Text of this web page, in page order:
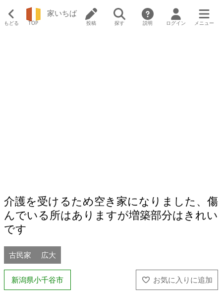
もどる TOP
家いちば
投稿 探す 説明 ログイン メニュー
介護を受けるため空き家になりました、傷
んでいる所はありますが増築部分はきれい
です
古民家 広大
新潟県小千谷市